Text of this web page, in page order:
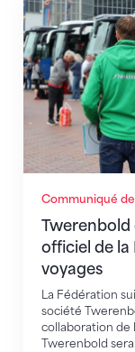
Communiqué
Twerenbold
officiel de la
voyages
La Fédération
société
collaboration de
Twerenbold
Twerenbold